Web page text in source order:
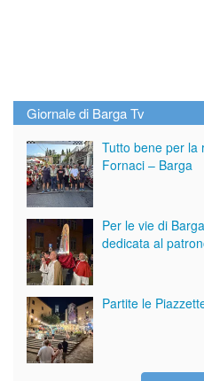
Giornale di Barga Tv
Tutto bene per la
Fornaci – Barga
Per le vie di
dedicata al
Partite le